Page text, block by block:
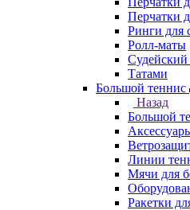
Перчатки
Ринги для
Ролл-маты
Судейский
Татами
Большой теннис
Назад
Большой
Линии
Мячи для
Ракетки